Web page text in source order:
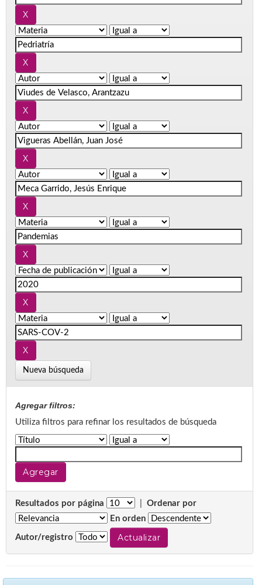
Nueva búsqueda
Agregar filtros:
Utiliza filtros para refinar los resultados de búsqueda
Resultados por página
Ordenar por
En orden
Autor/registro